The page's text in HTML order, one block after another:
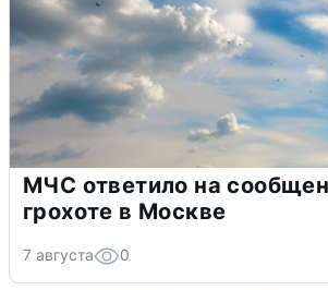
МЧС ответило на
грохоте в Москве
7 августа 0